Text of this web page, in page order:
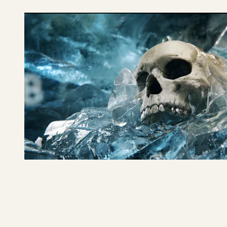
C MORE Bäckström